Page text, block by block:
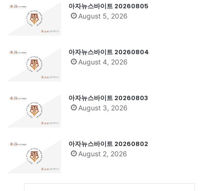
아자뉴스바이트 20260805
August 5, 2026
아자뉴스바이트 20260804
August 4, 2026
아자뉴스바이트 20260803
August 3, 2026
아자뉴스바이트 20260802
August 2, 2026